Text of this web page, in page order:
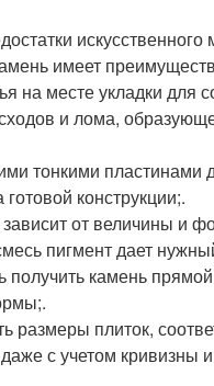
искусственного
имеет
на месте укладки для
и лома,
тонкими пластинами
конструкции;.
зависит от величины и
пигмент дает
получить камень
размеры плиток,
с учетом кривизны и